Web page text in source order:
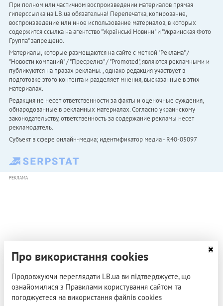
При полном или частичном воспроизведении материалов прямая
гиперссылка на LB.ua обязательна! Перепечатка, копирование,
воспроизведение или иное использование материалов, в которых
содержится ссылка на агентство "Українськi Новини" и "Украинская Фото
Группа" запрещено.
Материалы, которые размещаются на сайте с меткой "Реклама" /
"Новости компаний" / "Пресрелиз" / "Promoted", являются рекламными и
публикуются на правах рекламы. , однако редакция участвует в
подготовке этого контента и разделяет мнения, высказанные в этих
материалах.
Редакция не несет ответственности за факты и оценочные суждения,
обнародованные в рекламных материалах. Согласно украинскому
законодательству, ответственность за содержание рекламы несет
рекламодатель.
Субъект в сфере онлайн-медиа; идентификатор медиа - R40-05097
РЕКЛАМА
Про використання cookies
Продовжуючи переглядати LB.ua ви підтверджуєте, що
ознайомилися з Правилами користування сайтом та
погоджуєтеся на використання файлів cookies